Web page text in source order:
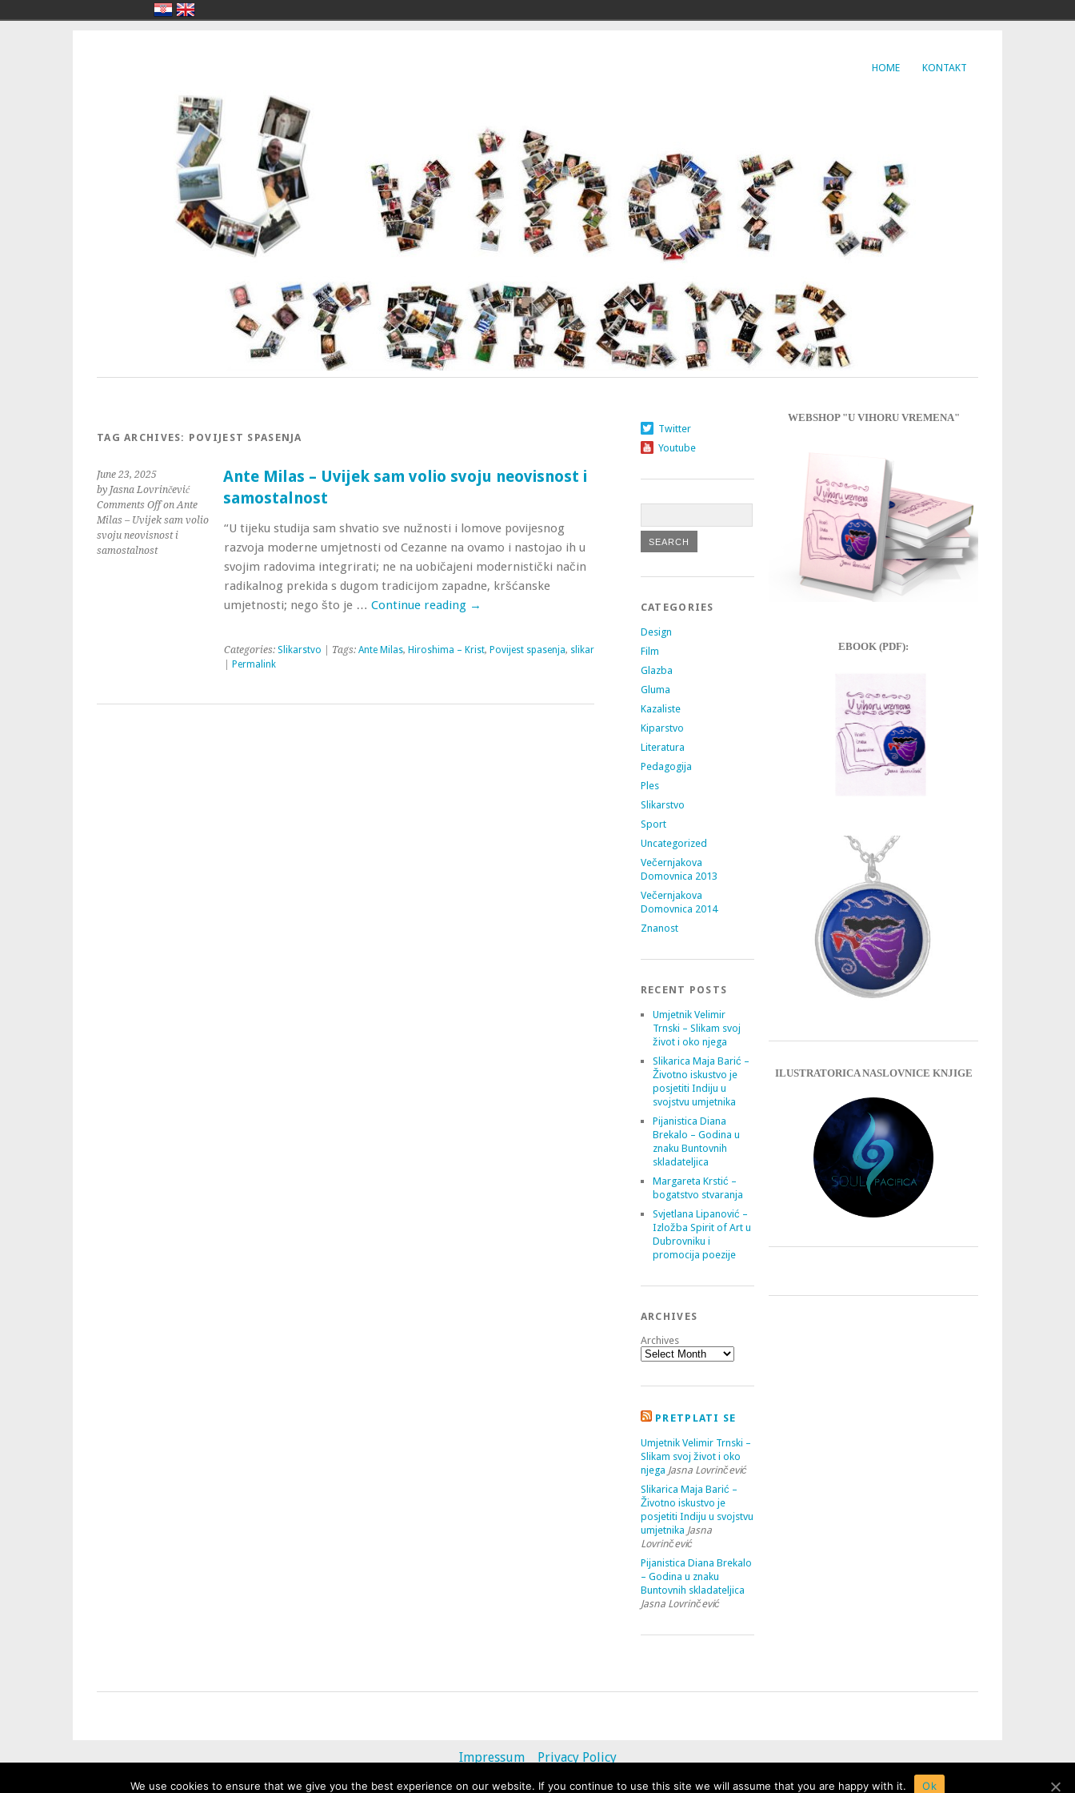
HOME KONTAKT
TAG ARCHIVES: POVIJEST SPASENJA
June 23, 2025
by Jasna Lovrinčević
Comments Offon Ante
Milas – Uvijek sam volio
svoju neovisnost i
samostalnost
Ante Milas – Uvijek sam volio svoju neovisnost i
samostalnost
“U tijeku studija sam shvatio sve nužnosti i lomove povijesnog
razvoja moderne umjetnosti od Cezanne na ovamo i nastojao ih u
svojim radovima integrirati; ne na uobičajeni modernistički način
radikalnog prekida s dugom tradicijom zapadne, kršćanske
umjetnosti; nego što je … Continue reading →
Categories: Slikarstvo | Tags: Ante Milas, Hiroshima – Krist, Povijest spasenja, slikar
Permalink
Twitter
Youtube
CATEGORIES
Design
Film
Glazba
Gluma
Kazaliste
Kiparstvo
Literatura
Pedagogija
Ples
Slikarstvo
Sport
Uncategorized
Večernjakova
Domovnica 2013
Večernjakova
Domovnica 2014
Znanost
RECENT POSTS
Umjetnik Velimir
Trnski – Slikam svoj
život i oko njega
Slikarica Maja Barić –
Životno iskustvo je
posjetiti Indiju u
svojstvu umjetnika
Pijanistica Diana
Brekalo – Godina u
znaku Buntovnih
skladateljica
Margareta Krstić –
bogatstvo stvaranja
Svjetlana Lipanović –
Izložba Spirit of Art u
Dubrovniku i
promocija poezije
ARCHIVES
Archives
PRETPLATI SE
Umjetnik Velimir Trnski –
Slikam svoj život i oko
njega Jasna Lovrinčević
Slikarica Maja Barić –
Životno iskustvo je
posjetiti Indiju u svojstvu
umjetnika Jasna
Lovrinčević
Pijanistica Diana Brekalo
– Godina u znaku
Buntovnih skladateljica
Jasna Lovrinčević
WEBSHOP "U VIHORU VREMENA"
EBOOK (PDF):
ILUSTRATORICA NASLOVNICE KNJIGE
Impressum
Privacy Policy
© 2013 - 2020 uvihoruvremena.com. Alle Rechte vorbehalten.
We use cookies to ensure that we give you the best experience on our website. If you continue to use this site we will assume that you are happy with it. Ok